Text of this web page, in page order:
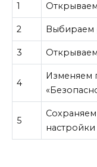
1
2 Выбираем
3
4
Изменяем
5
настройки